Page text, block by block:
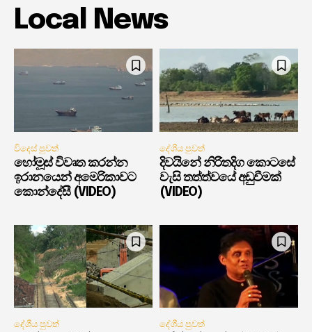
Local News
විදෙස් පුවත්
හෝමූස් විවෘත කරන්න
ඉරානයෙන් අමෙරිකාවට
කොන්දේසී (VIDEO)
දේශීය පුවත්
දිවයිනේ නිරිතදිග කොටසේ
වැසි තත්ත්වයේ අඩුවීමක්
(VIDEO)
දේශීය පුවත් දේශීය පුවත්